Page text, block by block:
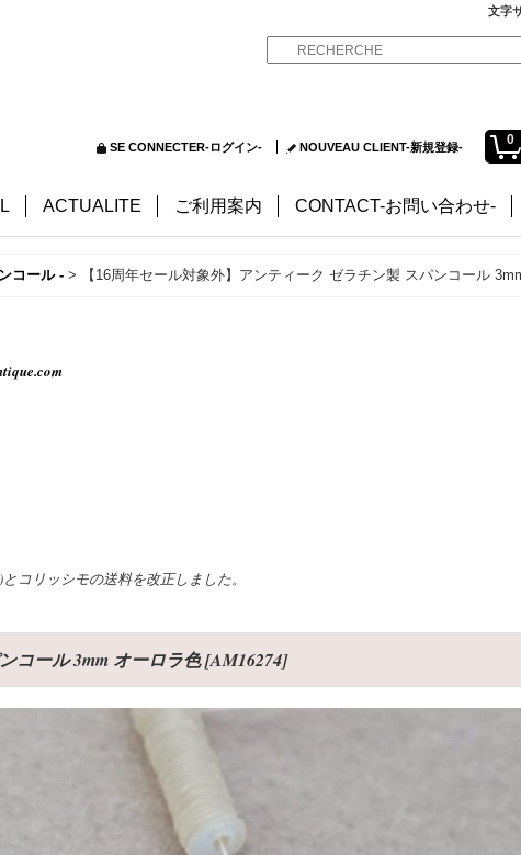
文字
0
SE CONNECTER-ログイン- NOUVEAU CLIENT-新規登録-
ACTUALITE ご利用案内 CONTACT-お問い合わせ-
コール - > 【16周年セール対象外】アンティーク ゼラチン製 スパンコール
コリッシモの送料を改正しました。
コール 3mm オーロラ色[AM16274]